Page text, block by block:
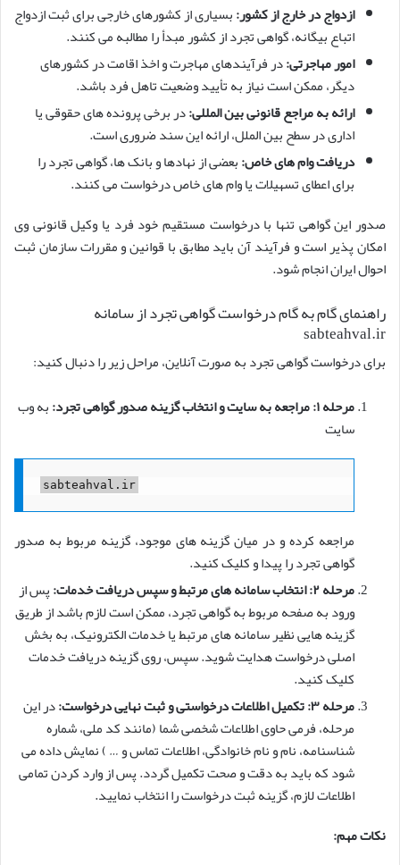
ازدواج در خارج از کشور:بسیاری از کشورهای خارجی برای ثبت ازدواج
اتباع بیگانه، گواهی تجرد از کشور مبدأ را مطالبه می کنند.
امور مهاجرتی:در فرآیندهای مهاجرت و اخذ اقامت در کشورهای
دیگر، ممکن است نیاز به تأیید وضعیت تاهل فرد باشد.
ارائه به مراجع قانونی بین المللی:در برخی پرونده های حقوقی یا
اداری در سطح بین الملل، ارائه این سند ضروری است.
دریافت وام های خاص:بعضی از نهادها و بانک ها، گواهی تجرد را
برای اعطای تسهیلات یا وام های خاص درخواست می کنند.
صدور این گواهی تنها با درخواست مستقیم خود فرد یا وکیل قانونی وی
امکان پذیر است و فرآیند آن باید مطابق با قوانین و مقررات سازمان ثبت
احوال ایران انجام شود.
راهنمای گام به گام درخواست گواهی تجرد از سامانه
sabteahval.ir
برای درخواست گواهی تجرد به صورت آنلاین، مراحل زیر را دنبال کنید:
مرحله ۱: مراجعه به سایت و انتخاب گزینه صدور گواهی تجرد:
به وب
سایت
sabteahval.ir
مراجعه کرده و در میان گزینه های موجود، گزینه مربوط به صدور
گواهی تجرد را پیدا و کلیک کنید.
مرحله ۲: انتخاب سامانه های مرتبط و سپس دریافت خدمات:
پس از
ورود به صفحه مربوط به گواهی تجرد، ممکن است لازم باشد از طریق
گزینه هایی نظیر سامانه های مرتبط یا خدمات الکترونیک، به بخش
اصلی درخواست هدایت شوید. سپس، روی گزینه دریافت خدمات
کلیک کنید.
مرحله ۳: تکمیل اطلاعات درخواستی و ثبت نهایی درخواست:
در این
مرحله، فرمی حاوی اطلاعات شخصی شما (مانند کد ملی، شماره
شناسنامه، نام و نام خانوادگی، اطلاعات تماس و … ) نمایش داده می
شود که باید به دقت و صحت تکمیل گردد. پس از وارد کردن تمامی
اطلاعات لازم، گزینه ثبت درخواست را انتخاب نمایید.
نکات مهم: